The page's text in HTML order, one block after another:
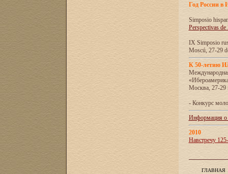
Год России в
Simposio
Perspectivas
IX Simposio
Moscú, 27-29
К 50-летию
Москва, 27-29
- Конкурс
Информация о
2010
Навстречу
ГЛАВНАЯ